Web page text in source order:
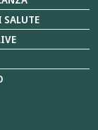
SALUTE